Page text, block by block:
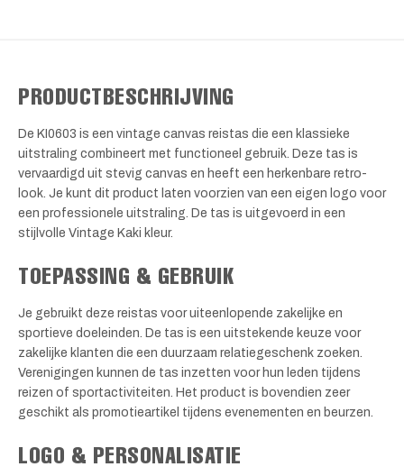
PRODUCTBESCHRIJVING
De KI0603 is een vintage canvas reistas die een klassieke
uitstraling combineert met functioneel gebruik. Deze tas is
vervaardigd uit stevig canvas en heeft een herkenbare retro-
look. Je kunt dit product laten voorzien van een eigen logo voor
een professionele uitstraling. De tas is uitgevoerd in een
stijlvolle Vintage Kaki kleur.
TOEPASSING & GEBRUIK
Je gebruikt deze reistas voor uiteenlopende zakelijke en
sportieve doeleinden. De tas is een uitstekende keuze voor
zakelijke klanten die een duurzaam relatiegeschenk zoeken.
Verenigingen kunnen de tas inzetten voor hun leden tijdens
reizen of sportactiviteiten. Het product is bovendien zeer
geschikt als promotieartikel tijdens evenementen en beurzen.
LOGO & PERSONALISATIE